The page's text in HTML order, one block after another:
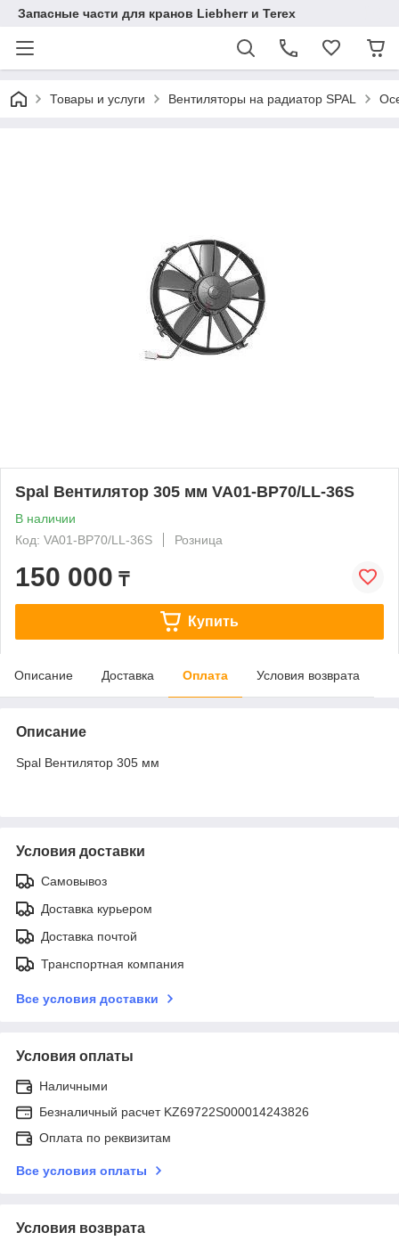
Запасные части для кранов Liebherr и Terex
Товары и услуги Вентиляторы на радиатор SPAL
Spal Вентилятор 305 мм VA01-BP70/LL-36S
В наличии
Код: VA01-BP70/LL-36S
Розница
150 000 ₸
Купить
Описание Доставка Оплата Условия возврата
Описание
Spal Вентилятор 305 мм
Условия доставки
Самовывоз
Доставка курьером
Доставка почтой
Транспортная компания
Все условия доставки
Условия оплаты
Наличными
Безналичный расчет KZ69722S000014243826
Оплата по реквизитам
Все условия оплаты
Условия возврата